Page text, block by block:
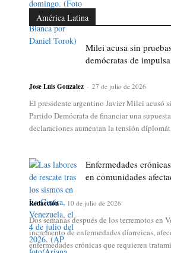
América Latina
Milei acusa sin
demócratas de
Jose Luis Gonzalez - 27 de julio de 2026
El presidente argentino Javier Milei acusó
Partido Demócrata de financiar una
declaraciones aumentan la tensión
Enfermedades
en comunidades
Redacción - 10 de julio de 2026
Dos semanas después de los terremotos en
incremento de enfermedades diarreicas,
enfermedades crónicas que requieren